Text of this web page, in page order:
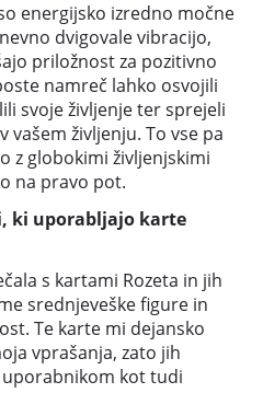
energijsko izredno močne
dvigovale vibracijo,
priložnost za pozitivno
namreč lahko osvojili
svoje življenje ter sprejeli
življenju. To vse pa
z globokimi življenjskimi
na pravo pot.
ki uporabljajo karte
s kartami Rozeta in jih
srednjeveške figure in
Te karte mi dejansko
vprašanja, zato jih
kot tudi